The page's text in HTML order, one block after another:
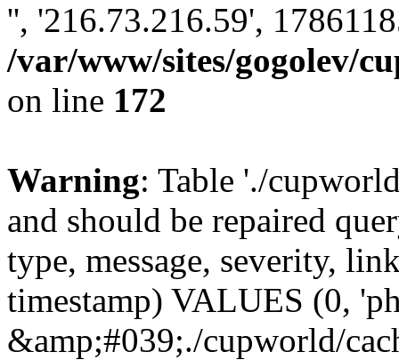
'', '216.73.216.59',
/var/www/sites/gogolev/
on line 172
Warning: Table './
and should be repaired
type, message, severity,
timestamp) VALUES (0,
&amp;#039;./cupworld/